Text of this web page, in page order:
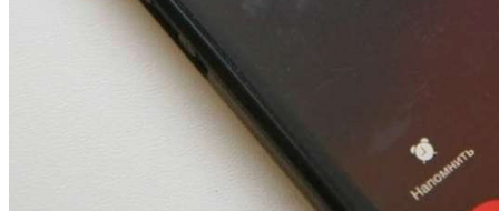
Волгоградские компании нарастили экспорт:
заключены контракты на 3,6 млн долларов